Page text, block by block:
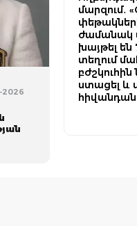
2026
մարզում․
ժամանակ
խայթել
տեղում
ստացել և